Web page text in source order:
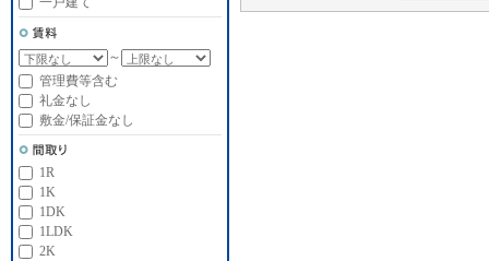
～
管理費等含む
礼金なし
敷金/保証金なし
1R
1K
1DK
1LDK
2K